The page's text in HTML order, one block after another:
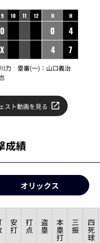
9 10 11 12
0
X
R H
0
4
4
7
力 塁審(一)： 山口義治
スト動画を見る
成績
オリックス
安
打
打
点
盗
塁
本
塁
打
三
振
四
死
球